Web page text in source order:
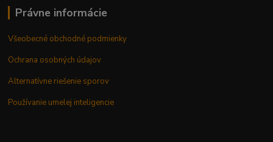
Právne informácie
Všeobecné obchodné podmienky
Ochrana osobných údajov
Alternatívne riešenie sporov
Používanie umelej inteligencie